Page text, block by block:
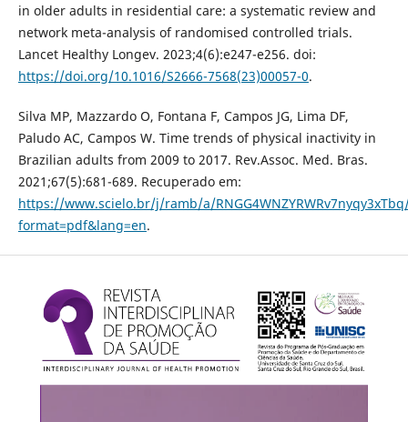
in older adults in residential care: a systematic review and
network meta-analysis of randomised controlled trials.
Lancet Healthy Longev. 2023;4(6):e247-e256. doi:
https://doi.org/10.1016/S2666-7568(23)00057-0.
Silva MP, Mazzardo O, Fontana F, Campos JG, Lima DF,
Paludo AC, Campos W. Time trends of physical inactivity in
Brazilian adults from 2009 to 2017. Rev.Assoc. Med. Bras.
2021;67(5):681-689. Recuperado em:
https://www.scielo.br/j/ramb/a/
format=pdf&lang=en.